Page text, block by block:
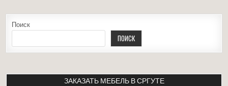
Поиск
ПОИСК
ЗАКАЗАТЬ МЕБЕЛЬ В СРГУТЕ